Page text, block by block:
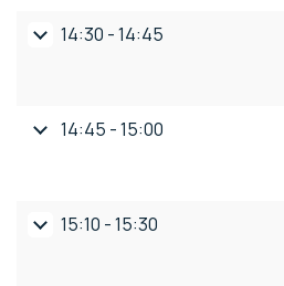
14:30 - 14:45
14:45 - 15:00
15:10 - 15:30